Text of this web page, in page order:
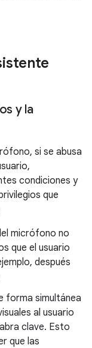
y la
si se abusa
condiciones y
que
micrófono no
que el usuario
después
forma simultánea
al usuario
clave. Esto
que las